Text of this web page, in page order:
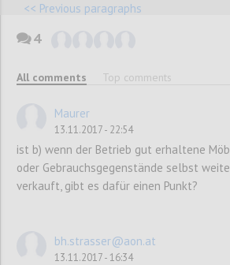
<< Previous paragraphs
A 04 Abfallbehälter in den
Jede (Damen-)Toilette ist
geeigneten Abfallbehälter
Gäste sind aufzufordern,
Abfall in den Behälter statt in
entsorgen.
4
All comments Top comments
Maurer
13.11.2017 - 22:54
ist b) wenn der Betrieb gut erhaltene
oder Gebrauchsgegenstände selbst
verkauft, gibt es dafür einen Punkt?
bh.strasser@aon.at
13.11.2017 - 16:34